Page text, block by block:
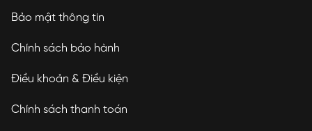
Bảo mật thông tin
Chính sách bảo hành
Điều khoản & Điều kiện
Chính sách thanh toán